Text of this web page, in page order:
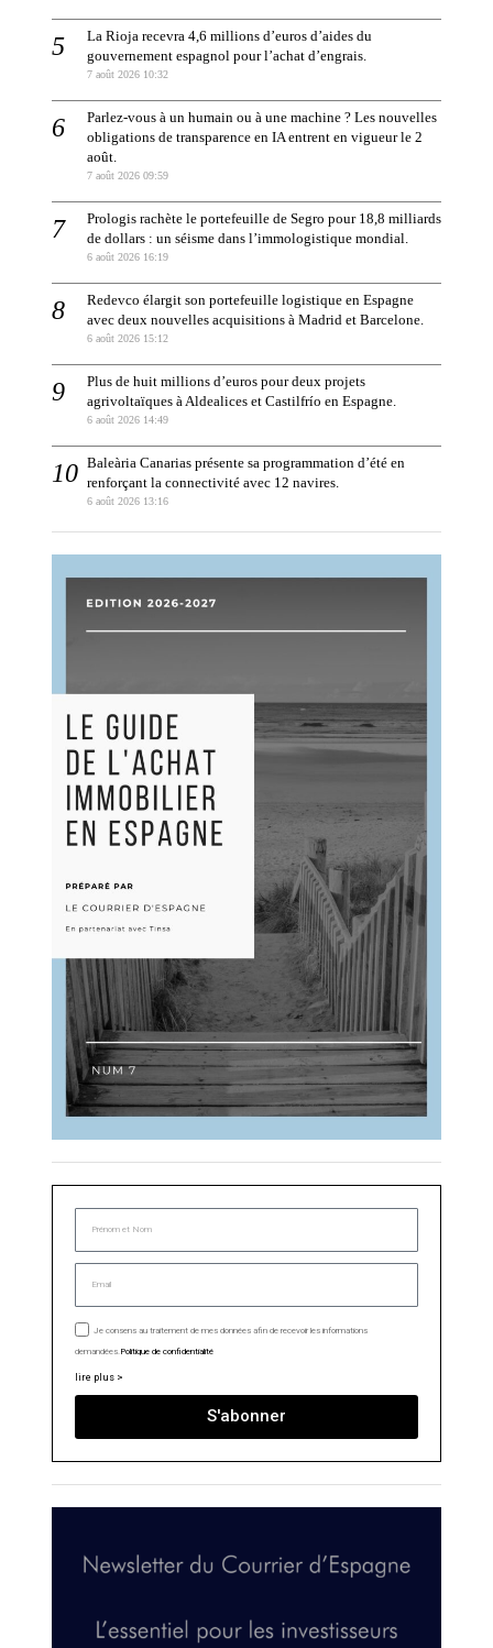
La Rioja recevra 4,6 millions d’euros d’aides du
gouvernement espagnol pour l’achat d’engrais.
7 août 2026 10:32
Parlez-vous à un humain ou à une machine ? Les nouvelles
obligations de transparence en IA entrent en vigueur le 2
août.
7 août 2026 09:59
Prologis rachète le portefeuille de Segro pour 18,8 milliards
de dollars : un séisme dans l’immologistique mondial.
6 août 2026 16:19
Redevco élargit son portefeuille logistique en Espagne
avec deux nouvelles acquisitions à Madrid et Barcelone.
6 août 2026 15:12
Plus de huit millions d’euros pour deux projets
agrivoltaïques à Aldealices et Castilfrío en Espagne.
6 août 2026 14:49
Baleària Canarias présente sa programmation d’été en
renforçant la connectivité avec 12 navires.
6 août 2026 13:16
Je consens au traitement de mes données afin de recevoir les informations
demandées. Politique de confidentialité
lire plus >
S'abonner